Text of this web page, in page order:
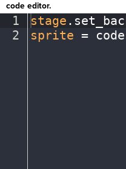
code editor.
1
2
stage .
sprite =